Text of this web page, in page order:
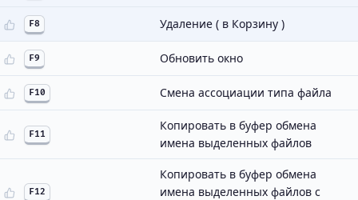
F8 Удаление ( в Корзину )
F9 Обновить окно
F10 Смена ассоциации типа файла
F11
Копировать в буфер обмена
имена выделенных файлов
F12
Копировать в буфер обмена
имена выделенных файлов с